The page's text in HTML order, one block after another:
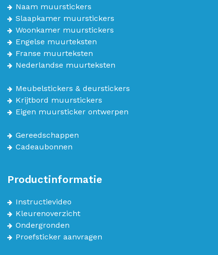
Naam muurstickers
Slaapkamer muurstickers
Woonkamer muurstickers
Engelse muurteksten
Franse muurteksten
Nederlandse muurteksten
Meubelstickers & deurstickers
Krijtbord muurstickers
Eigen muursticker ontwerpen
Gereedschappen
Cadeaubonnen
Productinformatie
Instructievideo
Kleurenoverzicht
Ondergronden
Proefsticker aanvragen